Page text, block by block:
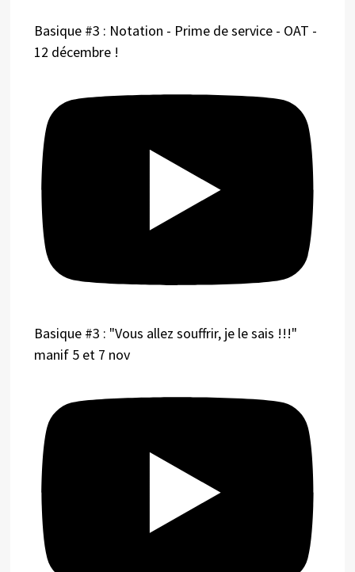
Basique #3 : Notation - Prime de service - OAT -
12 décembre !
Basique #3 : "Vous allez souffrir, je le sais !!!"
manif 5 et 7 nov